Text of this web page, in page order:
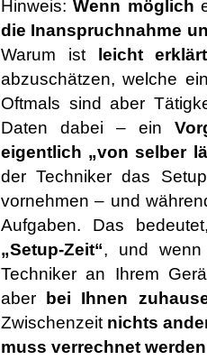
Hinweis:Wenn möglich
die Inanspruchnahme
Warum ist leicht erklärt
abzuschätzen, welche
Oftmals sind aber
Daten dabei – ein
eigentlich „von selber
der Techniker das
vornehmen – und
Aufgaben. Das
„Setup-Zeit“, und wenn
Techniker an Ihrem
aber bei Ihnen
Zwischenzeit nichts
muss verrechnet werden